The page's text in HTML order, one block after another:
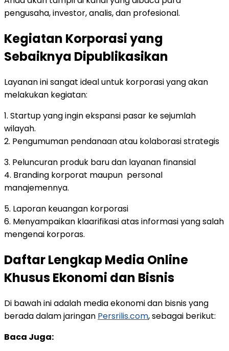
pengusaha, investor, analis, dan profesional.
Kegiatan Korporasi yang
Sebaiknya Dipublikasikan
Layanan ini sangat ideal untuk korporasi yang akan
melakukan kegiatan:
1. Startup yang ingin ekspansi pasar ke sejumlah
wilayah.
2. Pengumuman pendanaan atau kolaborasi strategis
3. Peluncuran produk baru dan layanan finansial
4. Branding korporat maupun personal
manajemennya.
5. Laporan keuangan korporasi
6. Menyampaikan klaarifikasi atas informasi yang salah
mengenai korporas.
Daftar Lengkap Media Online
Khusus Ekonomi dan Bisnis
Di bawah ini adalah media ekonomi dan bisnis yang
berada dalam jaringan Persrilis.com, sebagai berikut:
Baca Juga: